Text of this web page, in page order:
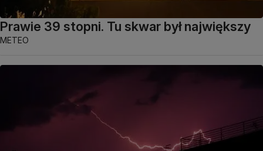
Prawie 39 stopni. Tu skwar był największy
METEO